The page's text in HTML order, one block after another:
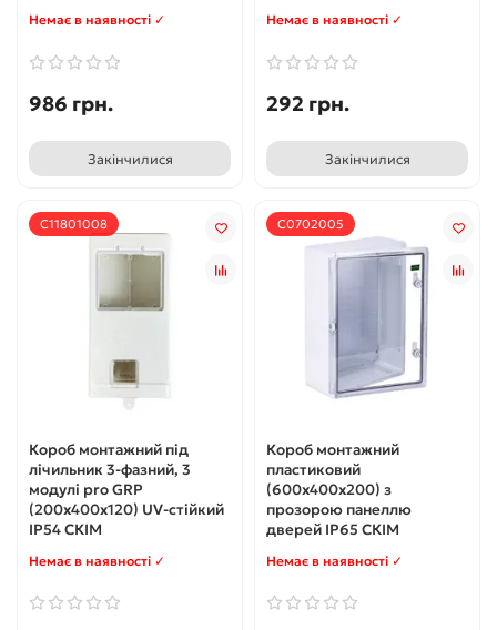
Немає в наявності ✓
986 грн.
Закінчилися
Немає в наявності ✓
292 грн.
Закінчилися
С11801008
Короб монтажний під
лічильник 3-фазний, 3
модулі pro GRP
(200х400х120) UV-стійкий
IP54 СКІМ
Немає в наявності ✓
С0702005
Короб монтажний
пластиковий
(600x400x200) з
прозорою панеллю
дверей IP65 СКІМ
Немає в наявності ✓